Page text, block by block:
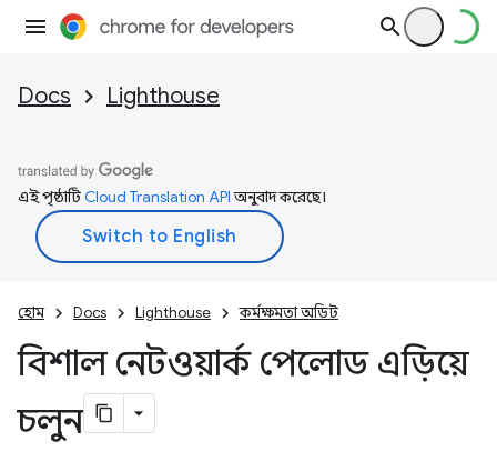
Docs Lighthouse
এই পৃষ্ঠাটিCloud Translation APIঅনুবাদ করেছে।
হোম Docs Lighthouse কর্মক্ষমতা অডিট
বিশাল নেটওয়ার্ক পেলোড এড়িয়ে
চলুন